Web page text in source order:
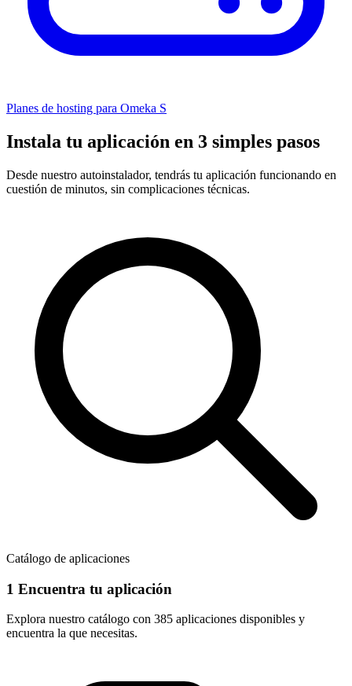
Planes de hosting para Omeka S
Instala tu aplicación en 3 simples pasos
Desde nuestro autoinstalador, tendrás tu aplicación funcionando en
cuestión de minutos, sin complicaciones técnicas.
Catálogo de aplicaciones
1 Encuentra tu aplicación
Explora nuestro catálogo con 385 aplicaciones disponibles y
encuentra la que necesitas.